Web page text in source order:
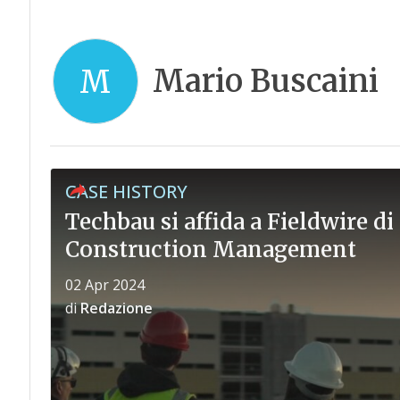
M Mario Buscaini
CASE HISTORY
Techbau si affida a Fieldwire
Construction Management
02 Apr 2024
diRedazione